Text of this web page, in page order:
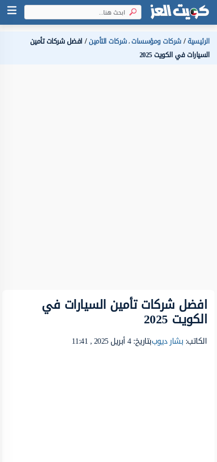
الرئيسية شركات ومؤسسات،شركات التأمين افضل شركات تأمين
السيارات في الكويت 2025
افضل شركات تأمين السيارات في
الكويت 2025
الكاتب:بشار ديوببتاريخ: 4 أبريل 2025 , 11:41